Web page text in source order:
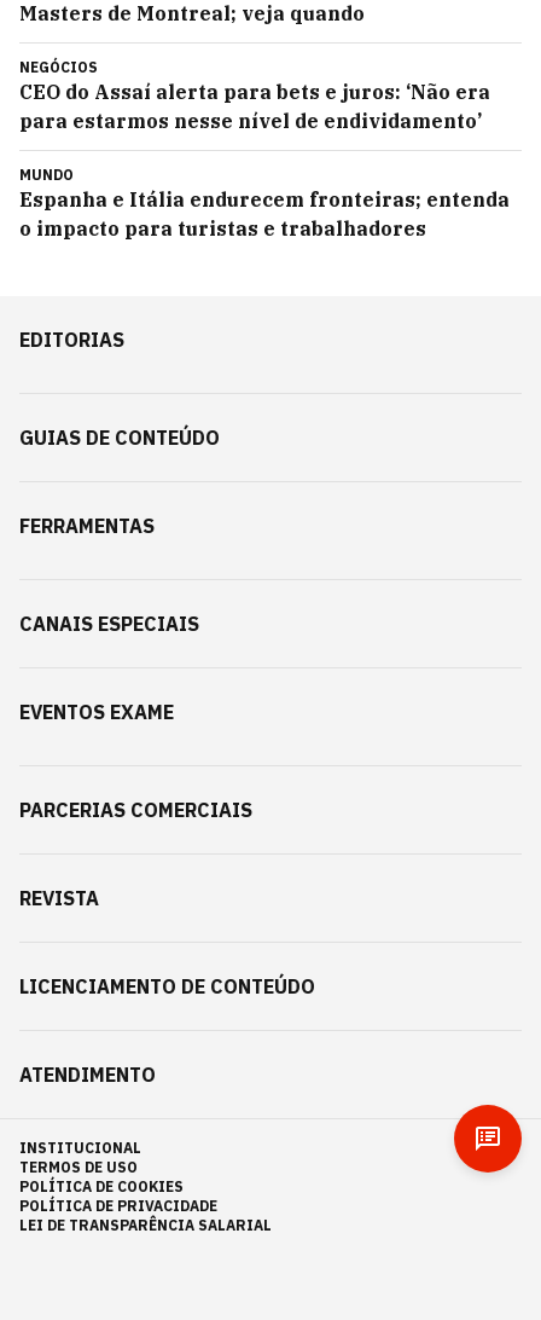
Masters de Montreal; veja quando
NEGÓCIOS
CEO do Assaí alerta para bets e juros: ‘Não era
para estarmos nesse nível de endividamento’
MUNDO
Espanha e Itália endurecem fronteiras; entenda
o impacto para turistas e trabalhadores
EDITORIAS
GUIAS DE CONTEÚDO
FERRAMENTAS
CANAIS ESPECIAIS
EVENTOS EXAME
PARCERIAS COMERCIAIS
REVISTA
LICENCIAMENTO DE CONTEÚDO
ATENDIMENTO
INSTITUCIONAL
TERMOS DE USO
POLÍTICA DE COOKIES
POLÍTICA DE PRIVACIDADE
LEI DE TRANSPARÊNCIA SALARIAL